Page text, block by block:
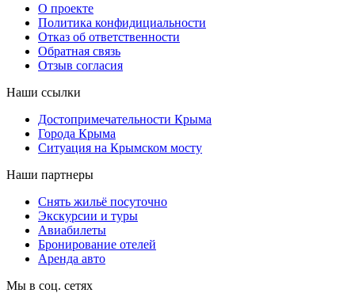
О проекте
Политика конфидициальности
Отказ об ответственности
Обратная связь
Отзыв согласия
Наши ссылки
Достопримечательности Крыма
Города Крыма
Ситуация на Крымском мосту
Наши партнеры
Снять жильё посуточно
Экскурсии и туры
Авиабилеты
Бронирование отелей
Аренда авто
Мы в соц. сетях